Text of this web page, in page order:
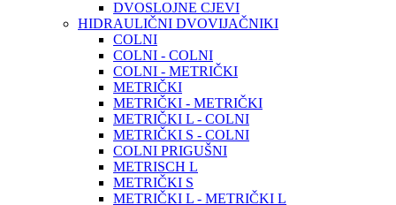
DVOSLOJNE CJEVI
HIDRAULIČNI DVOVIJAČNIKI
COLNI
COLNI - COLNI
COLNI - METRIČKI
METRIČKI
METRIČKI - METRIČKI
METRIČKI L - COLNI
METRIČKI S - COLNI
COLNI PRIGUŠNI
METRISCH L
METRIČKI S
METRIČKI L - METRIČKI L